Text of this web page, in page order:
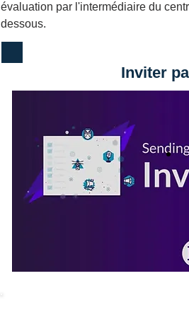
évaluation par l'intermédiaire du
dessous.
Inviter